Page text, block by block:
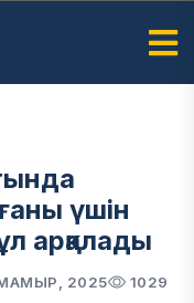
үшін
арқалады
2025 1029